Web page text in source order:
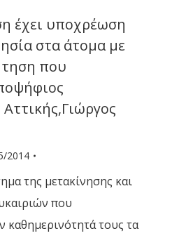
έχει υποχρέωση
στα άτομα με
που
2014
της μετακίνησης και
που
καθημερινότητά τους τα